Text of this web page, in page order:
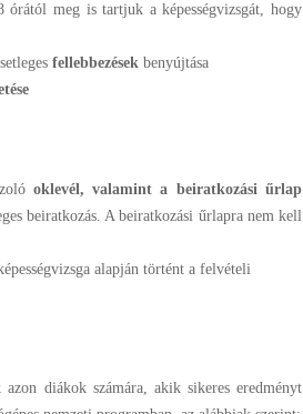
meg is tartjuk a képességvizsgát, hogy
fellebbezések benyújtása
oklevél, valamint a beiratkozási űrlap
beiratkozás. A beiratkozási űrlapra nem kell
alapján történt a felvételi
diákok számára, akik sikeres eredményt